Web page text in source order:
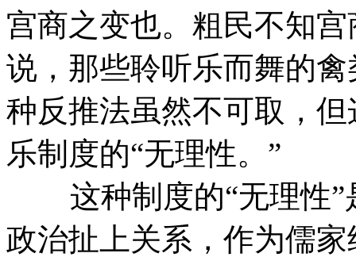
宫商之变也。粗民不知
说，那些聆听乐而舞的
种反推法虽然不可取，
乐制度的“无理性。”
这种制度的“无理性”
政治扯上关系，作为儒